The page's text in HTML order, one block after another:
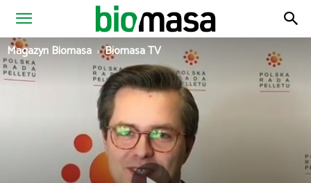
Magazyn
Biomasa
Magazyn Biomasa Biomasa TV